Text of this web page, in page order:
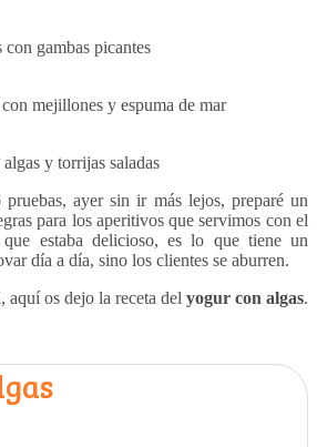
gambas picantes
mejillones y espuma de mar
y torrijas saladas
ayer sin ir más lejos, preparé un
para los aperitivos que servimos con el
estaba delicioso, es lo que tiene un
día a día, sino los clientes se aburren.
aquí os dejo la receta del yogur con algas.